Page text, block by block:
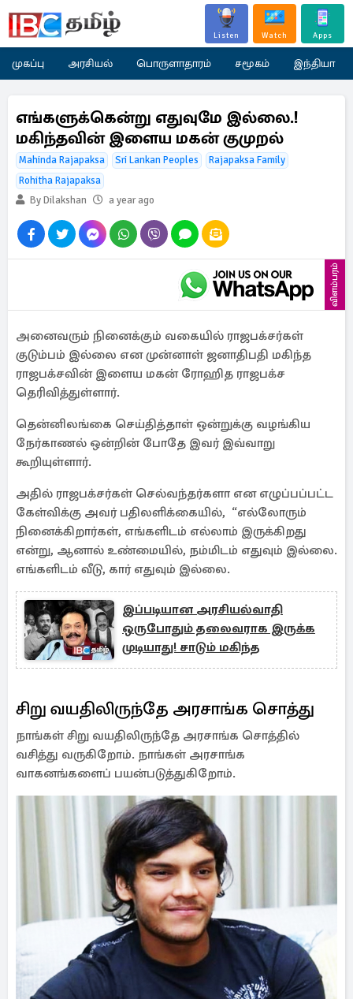
Listen Watch Apps
முகப்பு அரசியல் பொருளாதாரம் சமூகம் இந்தியா
எங்களுக்கென்று எதுவுமே இல்லை.!
மகிந்தவின் இளைய மகன் குமுறல்
Mahinda Rajapaksa Sri Lankan Peoples
Rajapaksa Family
Rohitha Rajapaksa
By Dilakshan
a year ago
விளம்பரம்
அனைவரும் நினைக்கும் வகையில் ராஜபக்சர்கள்
குடும்பம் இல்லை என முன்னாள் ஜனாதிபதி மகிந்த
ராஜபக்சவின் இளைய மகன் ரோஹித ராஜபக்ச
தெரிவித்துள்ளார்.
தென்னிலங்கை செய்தித்தாள் ஒன்றுக்கு வழங்கிய
நேர்காணல் ஒன்றின் போதே இவர் இவ்வாறு
கூறியுள்ளார்.
அதில் ராஜபக்சர்கள் செல்வந்தர்களா என எழுப்பப்பட்ட
கேள்விக்கு அவர் பதிலளிக்கையில், “எல்லோரும்
நினைக்கிறார்கள், எங்களிடம் எல்லாம் இருக்கிறது
என்று, ஆனால் உண்மையில், நம்மிடம் எதுவும் இல்லை.
எங்களிடம் வீடு, கார் எதுவும் இல்லை.
இப்படியான அரசியல்வாதி
ஒருபோதும் தலைவராக இருக்க
முடியாது! சாடும் மகிந்த
சிறு வயதிலிருந்தே அரசாங்க சொத்து
நாங்கள் சிறு வயதிலிருந்தே அரசாங்க சொத்தில்
வசித்து வருகிறோம். நாங்கள் அரசாங்க
வாகனங்களைப் பயன்படுத்துகிறோம்.